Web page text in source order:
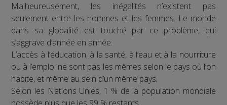
Malheureusement, les inégalités n’existent pas
seulement entre les hommes et les femmes. Le monde
dans sa globalité est touché par ce problème, qui
s’aggrave d’année en année.
L’accès à l’éducation, à la santé, à l’eau et à la nourriture
ou à l’emploi ne sont pas les mêmes selon le pays où l’on
habite, et même au sein d’un même pays.
Selon les Nations Unies, 1 % de la population mondiale